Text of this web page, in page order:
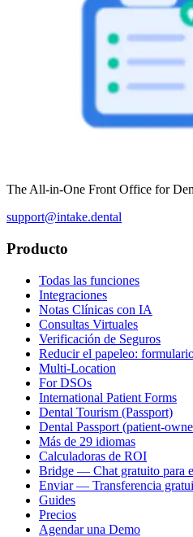
The All-in-One Front Office for
support@intake.dental
Producto
Todas las funciones
Integraciones
Notas Clínicas con IA
Consultas Virtuales
Verificación de Seguros
Reducir el papeleo:
Multi-Location
For DSOs
International Patient Forms
Dental Tourism (Passport)
Dental Passport (patient-
Más de 29 idiomas
Calculadoras de ROI
Bridge — Chat gratuito para
Enviar — Transferencia
Guides
Precios
Agendar una Demo